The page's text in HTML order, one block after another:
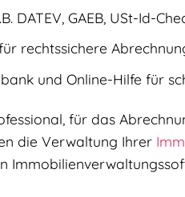
DATEV, GAEB, USt-Id-
rechtssichere
und Online-Hilfe für
für das
die Verwaltung Ihrer